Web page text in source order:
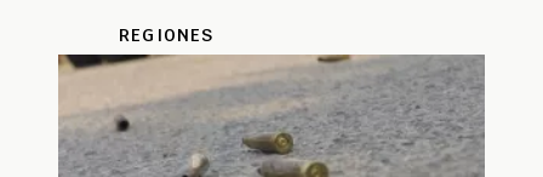
REGIONES